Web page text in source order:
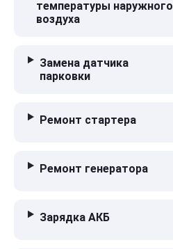
температуры наружного
воздуха
Замена датчика
парковки
Ремонт стартера
Ремонт генератора
Зарядка АКБ